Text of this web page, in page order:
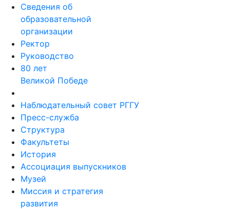
Сведения об
образовательной
организации
Ректор
Руководство
80 лет
Великой Победе
Наблюдательный совет РГГУ
Пресс-служба
Структура
Факультеты
История
Ассоциация выпускников
Музей
Миссия и стратегия
развития